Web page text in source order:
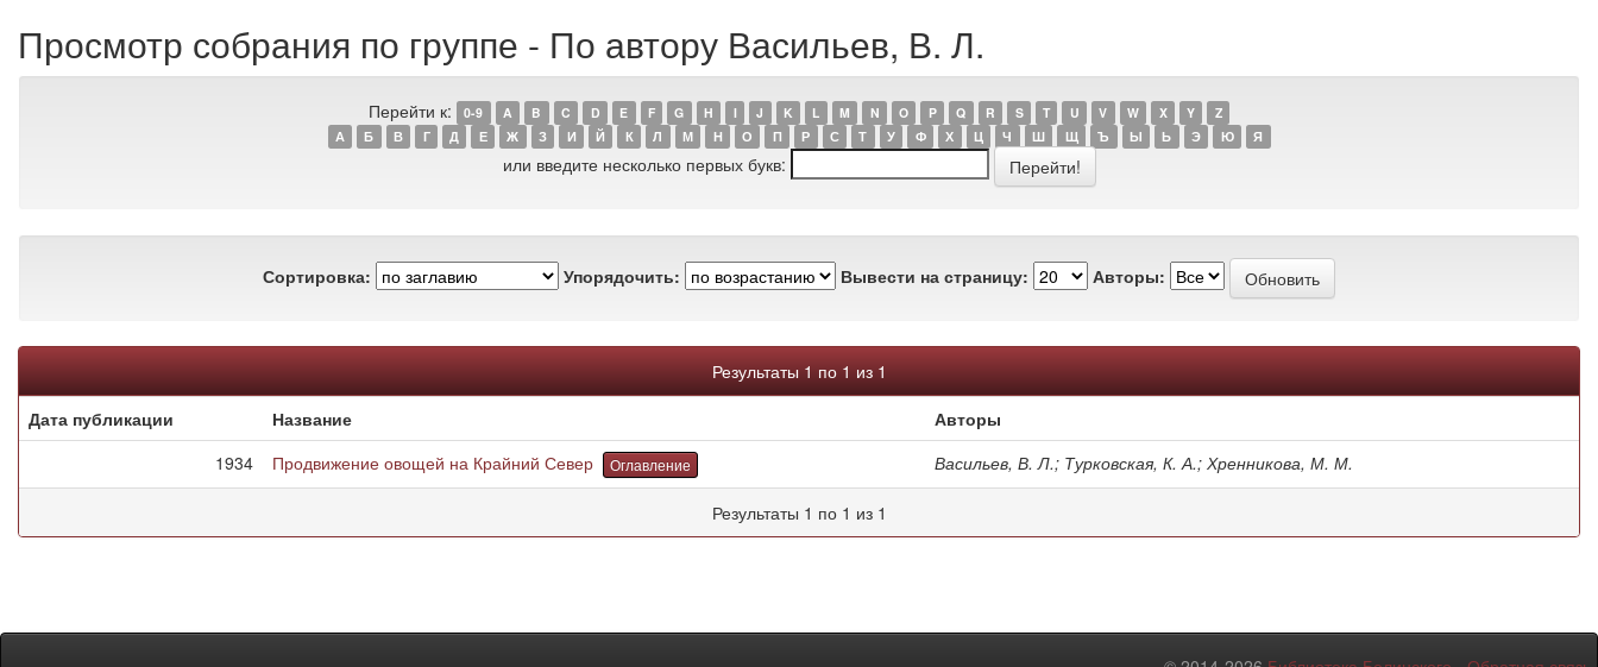
Просмотр собрания по группе - По автору Васильев, В. Л.
Перейти к: 0-9 A B C D E F G H I J K L M N O P Q R S T U V W X Y
Z
А
Б В Г Д Е Ж З И Й К Л М Н О П Р С Т У Ф Х Ц Ч Ш Щ Ъ Ы Ь Э Ю Я
или введите несколько первых букв:
Сортировка: Упорядочить: Вывести на страницу: Авторы:
Результаты 1 по 1 из 1
Дата публикации
Название
Авторы
1934
Продвижение овощей на Крайний Север Оглавление Васильев, В. Л.; Турковская, К. А.; Хренникова, М. М.
Результаты 1 по 1 из 1